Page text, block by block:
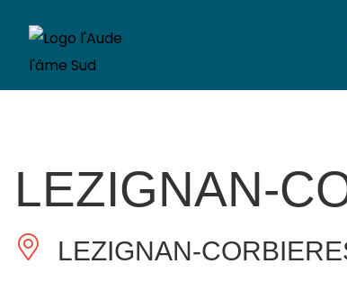
LEZIGNAN-
LEZIGNAN-